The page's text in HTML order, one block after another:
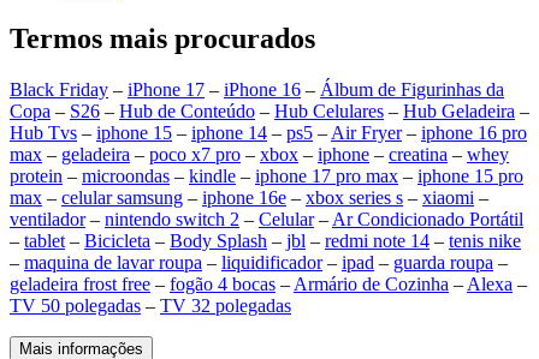
Termos mais procurados
Black Friday – iPhone 17 – iPhone 16 – Álbum de Figurinhas da
Copa – S26 – Hub de Conteúdo – Hub Celulares – Hub Geladeira –
Hub Tvs – iphone 15 – iphone 14 – ps5 – Air Fryer– iphone 16 pro
max – geladeira – poco x7 pro – xbox – iphone – creatina – whey
protein – microondas – kindle – iphone 17 pro max – iphone 15 pro
max – celular samsung – iphone 16e – xbox series s – xiaomi –
ventilador– nintendo switch 2 – Celular– Ar Condicionado Portátil
– tablet – Bicicleta – Body Splash – jbl – redmi note 14 – tenis nike
– maquina de lavar roupa – liquidificador– ipad – guarda roupa –
geladeira frost free – fogão 4 bocas – Armário de Cozinha – Alexa –
TV 50 polegadas – TV 32 polegadas
Mais informações